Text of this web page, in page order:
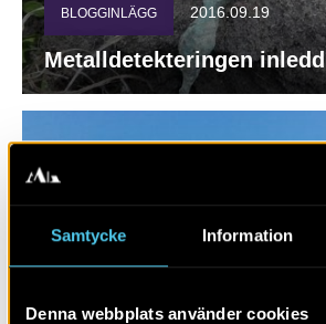
Samtycke Information
Denna webbplats använder cookies
BLOGGINLÄGG 2016.09.19
Metalldetekteringen inledd